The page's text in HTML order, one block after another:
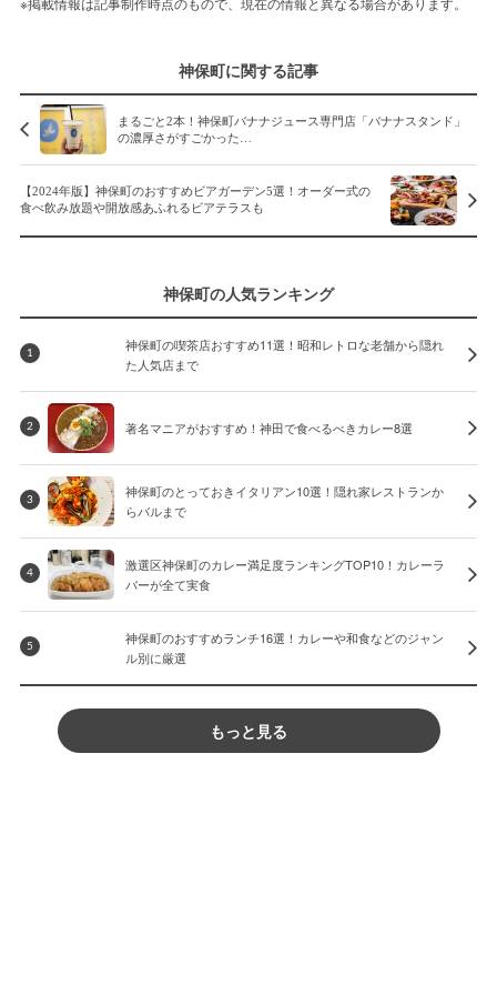
神保町に関する記事
まるごと2本！神保町バナナジュース専門店「バナナスタンド」
の濃厚さがすごかった…
【2024年版】神保町のおすすめビアガーデン5選！オーダー式の
食べ飲み放題や開放感あふれるビアテラスも
神保町の人気ランキング
1
神保町の喫茶店おすすめ11選！昭和レトロな老舗から隠れ
た人気店まで
2 著名マニアがおすすめ！神田で食べるべきカレー8選
3
神保町のとっておきイタリアン10選！隠れ家レストランか
らバルまで
4
激選区神保町のカレー満足度ランキングTOP10！カレーラ
バーが全て実食
5
神保町のおすすめランチ16選！カレーや和食などのジャン
ル別に厳選
もっと見る